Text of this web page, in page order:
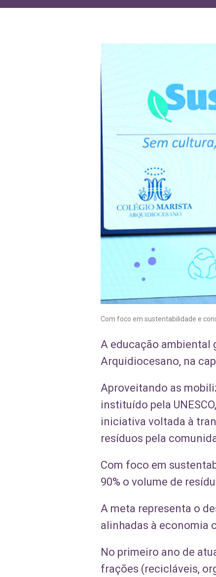
Com foco em sustentabilidade e
A educação
Arquidiocesano, na
Aproveitando as
instituído pela
iniciativa voltada à
resíduos pela
Com foco em
90% o volume de
A meta representa o
alinhadas à economia
No primeiro ano de
frações (recicláveis,